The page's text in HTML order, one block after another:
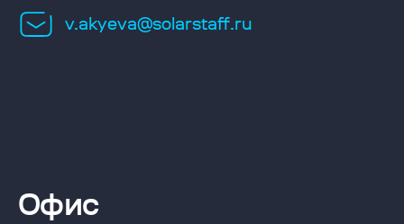
v.akyeva@solarstaff.ru
Офис